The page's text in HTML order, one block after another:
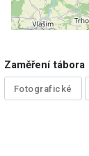
Zaměření tábora
Fotografické